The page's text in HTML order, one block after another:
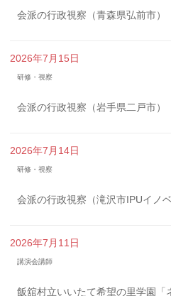
会派の行政視察（青森県弘前市）
2026年7月15日
研修・視察
会派の行政視察（岩手県二戸市）
2026年7月14日
研修・視察
会派の行政視察（滝沢市IPUイノ
2026年7月11日
講演会講師
飯舘村立いいたて希望の里学園「